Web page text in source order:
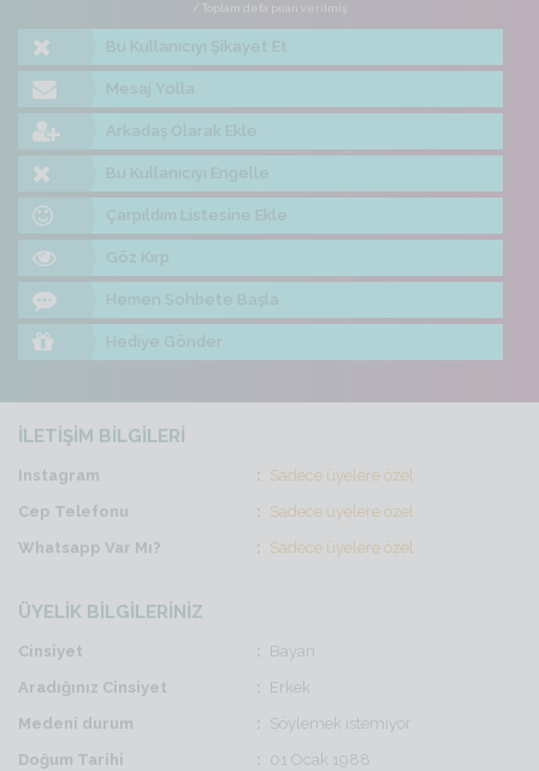
/ Toplam defa puan verilmiş
Bu Kullanıcıyı Şikayet Et
Mesaj Yolla
Arkadaş Olarak Ekle
Bu Kullanıcıyı Engelle
Çarpıldım Listesine Ekle
Göz Kırp
Hemen Sohbete Başla
Hediye Gönder
İLETİŞİM BİLGİLERİ
Instagram
Sadece üyelere özel
Cep Telefonu
Sadece üyelere özel
Whatsapp Var Mı?
Sadece üyelere özel
ÜYELİK BİLGİLERİNİZ
Cinsiyet
Bayan
Aradığınız Cinsiyet
Erkek
Medeni durum
Söylemek istemiyor
Doğum Tarihi
01 Ocak 1988